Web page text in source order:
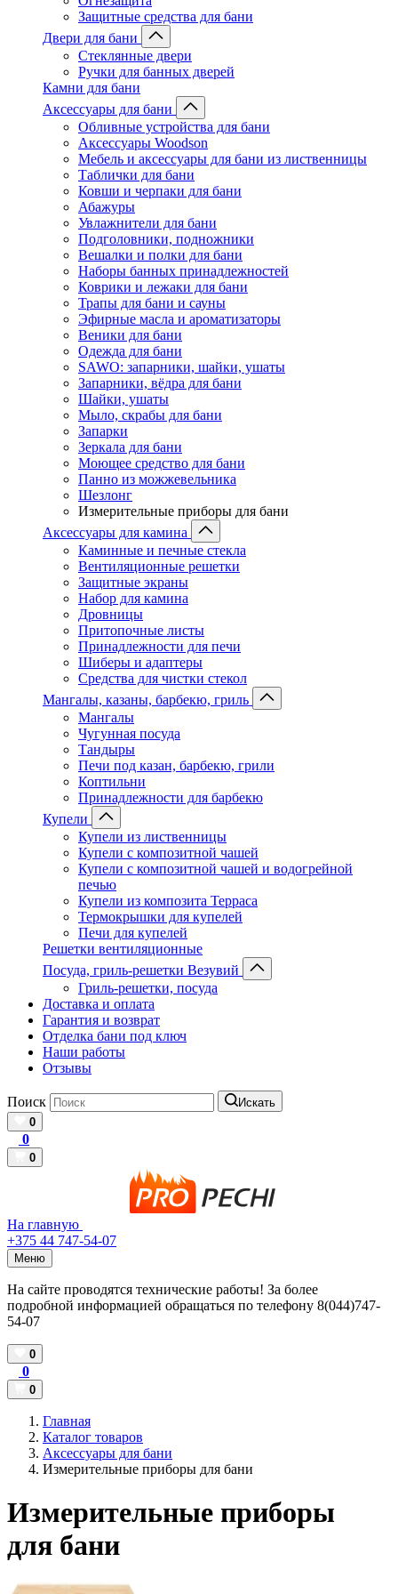
Защитные средства для бани
Двери для бани
Стеклянные двери
Ручки для банных дверей
Камни для бани
Аксессуары для бани
Обливные устройства для бани
Аксессуары Woodson
Мебель и аксессуары для бани из лиственницы
Таблички для бани
Ковши и черпаки для бани
Абажуры
Увлажнители для бани
Подголовники, подножники
Вешалки и полки для бани
Наборы банных принадлежностей
Коврики и лежаки для бани
Трапы для бани и сауны
Эфирные масла и ароматизаторы
Веники для бани
Одежда для бани
SAWO: запарники, шайки, ушаты
Запарники, вёдра для бани
Шайки, ушаты
Мыло, скрабы для бани
Запарки
Зеркала для бани
Моющее средство для бани
Панно из можжевельника
Шезлонг
Измерительные приборы для бани
Аксессуары для камина
Каминные и печные стекла
Вентиляционные решетки
Защитные экраны
Набор для камина
Дровницы
Притопочные листы
Принадлежности для печи
Шиберы и адаптеры
Средства для чистки стекол
Мангалы, казаны, барбекю, гриль
Мангалы
Чугунная посуда
Тандыры
Печи под казан, барбекю, грили
Коптильни
Принадлежности для барбекю
Купели
Купели из лиственницы
Купели с композитной чашей
Купели с композитной чашей и водогрейной
печью
Купели из композита Терраса
Термокрышки для купелей
Печи для купелей
Решетки вентиляционные
Посуда, гриль-решетки Везувий
Гриль-решетки, посуда
Доставка и оплата
Гарантия и возврат
Отделка бани под ключ
Наши работы
Отзывы
Поиск
Искать
0
0
0
На главную
+375 44 747-54-07
Меню
На сайте проводятся технические работы! За более
подробной информацией обращаться по телефону 8(044)747-
54-07
0
0
0
Главная
Каталог товаров
Аксессуары для бани
Измерительные приборы для бани
Измерительные приборы
для бани